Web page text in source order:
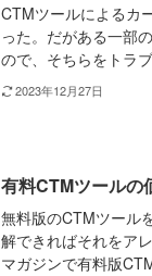
CTMツールによるカ
った。だがある一部
ので、そちらをトラ
2023年12月27日
有料CTMツールの
無料版のCTMツール
解できればそれをア
マガジンで有料版